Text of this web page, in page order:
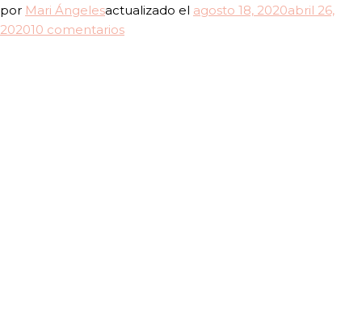
por Mari Ángelesactualizado el agosto 18, 2020abril 26,
202010 comentariosen